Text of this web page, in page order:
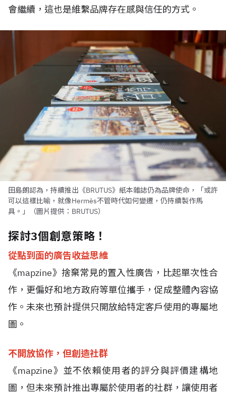
會繼續，這也是維繫品牌存在感與信任的方式。
田島朗認為，持續推出《BRUTUS》紙本雜誌仍為品牌使命，「或許
可以這樣比喻，就像Hermès不管時代如何變遷，仍持續製作馬
具。」（圖片提供：BRUTUS）
探討3個創意策略！
從點到面的廣告收益思維
《mapzine》捨棄常見的置入性廣告，比起單次性合
作，更偏好和地方政府等單位攜手，促成整體內容協
作。未來也預計提供只開放給特定客戶使用的專屬地
圖。
不開放協作，但創造社群
《mapzine》並不依賴使用者的評分與評價建構地
圖，但未來預計推出專屬於使用者的社群，讓使用者